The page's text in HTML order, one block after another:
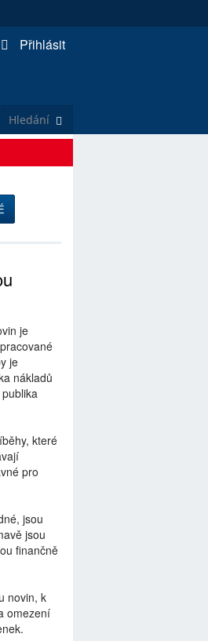
Přihlásit
je
je
nákladů
které
pro
jsou
jsou
finančně
novin, k
omezení